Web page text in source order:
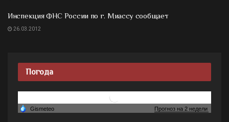
Инспекция ФНС России по г. Миассу сообщает
26.03.2012
Погода